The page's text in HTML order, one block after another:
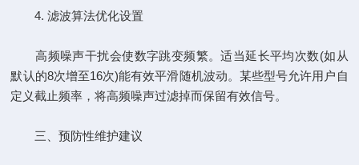
4. 滤波算法优化设置
高频噪声干扰会使数字跳变频繁。适当延长平均次数(如从
默认的8次增至16次)能有效平滑随机波动。某些型号允许用户自
定义截止频率，将高频噪声过滤掉而保留有效信号。
三、预防性维护建议